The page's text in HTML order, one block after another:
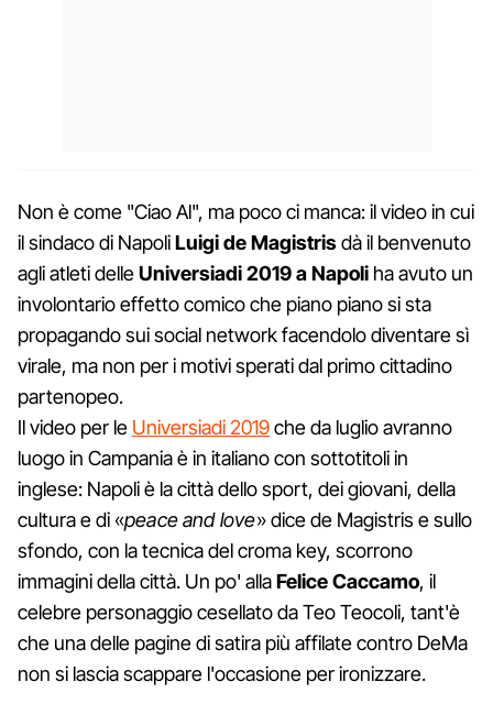
Non è come "Ciao Al", ma poco ci manca: il video in cui
il sindaco di NapoliLuigi de Magistrisdà il benvenuto
agli atleti delleUniversiadi 2019 a Napoli ha avuto un
involontario effetto comico che piano piano si sta
propagando sui social network facendolo diventare sì
virale, ma non per i motivi sperati dal primo cittadino
partenopeo.
Il video per le Universiadi 2019che da luglio avranno
luogo in Campania è in italiano con sottotitoli in
inglese: Napoli è la città dello sport, dei giovani, della
cultura e di «peace and love» dice de Magistris e sullo
sfondo, con la tecnica del croma key, scorrono
immagini della città. Un po' allaFelice Caccamo, il
celebre personaggio cesellato da Teo Teocoli, tant'è
che una delle pagine di satira più affilate contro DeMa
non si lascia scappare l'occasione per ironizzare.